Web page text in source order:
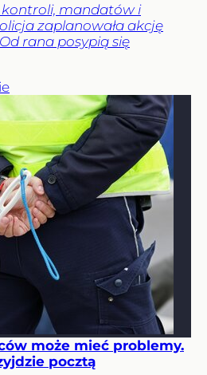
kontroli, mandatów i
zaplanowała akcję
rana posypią się
może mieć problemy.
pocztą